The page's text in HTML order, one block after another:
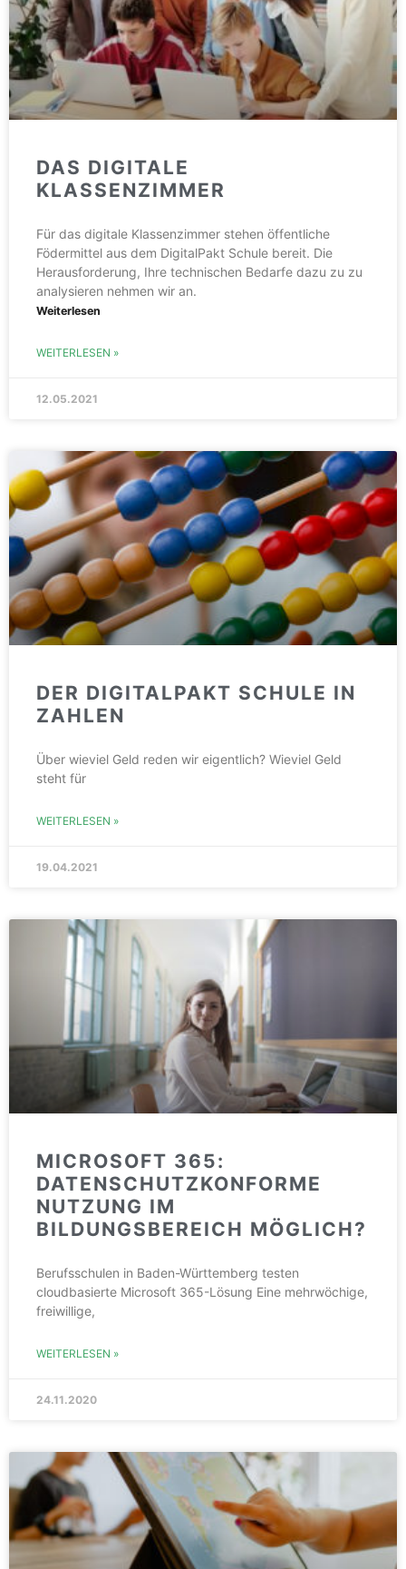
DAS DIGITALE
KLASSENZIMMER
Für das digitale Klassenzimmer stehen öffentliche
Födermittel aus dem DigitalPakt Schule bereit. Die
Herausforderung, Ihre technischen Bedarfe dazu zu zu
analysieren nehmen wir an.
Weiterlesen
WEITERLESEN »
12.05.2021
DER DIGITALPAKT SCHULE IN
ZAHLEN
Über wieviel Geld reden wir eigentlich? Wieviel Geld
steht für
WEITERLESEN »
19.04.2021
MICROSOFT 365:
DATENSCHUTZKONFORME
NUTZUNG IM
BILDUNGSBEREICH MÖGLICH?
Berufsschulen in Baden-Württemberg testen
cloudbasierte Microsoft 365-Lösung Eine mehrwöchige,
freiwillige,
WEITERLESEN »
24.11.2020